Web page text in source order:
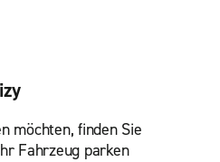
möchten, finden Sie
Fahrzeug parken